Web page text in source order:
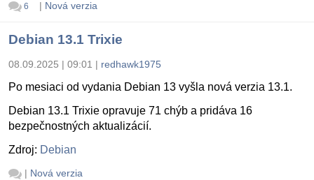
6 | Nová verzia
Debian 13.1 Trixie
08.09.2025 | 09:01 | redhawk1975
Po mesiaci od vydania Debian 13 vyšla nová verzia 13.1.
Debian 13.1 Trixie opravuje 71 chýb a pridáva 16
bezpečnostných aktualizácií.
Zdroj: Debian
| Nová verzia